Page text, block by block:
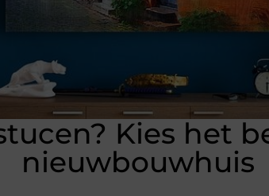
Kies het
nieuwbouwhuis